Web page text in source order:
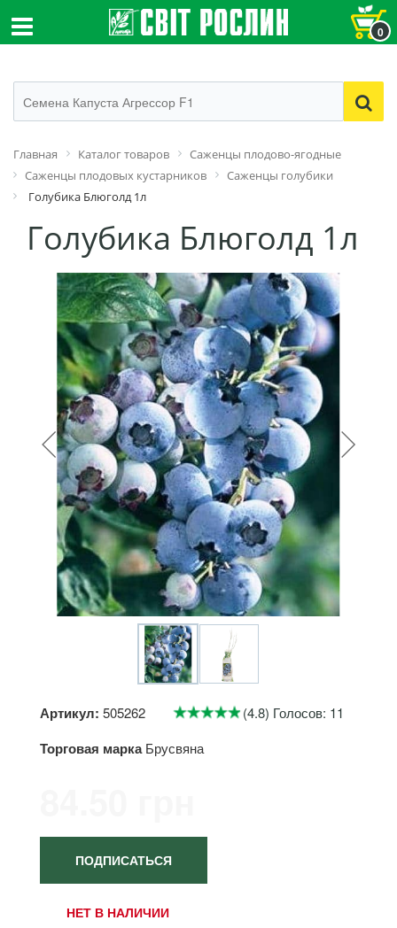
0
Главная Каталог товаров
Саженцы плодово-ягодные
Саженцы плодовых кустарников
Саженцы голубики
Голубика Блюголд 1л
Голубика Блюголд 1л
Артикул: 505262 (4.8) Голосов: 11
Торговая марка Брусвяна
ПОДПИСАТЬСЯ
НЕТ В НАЛИЧИИ